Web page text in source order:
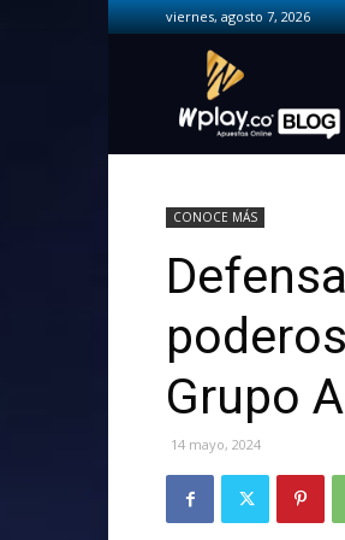
viernes, agosto 7, 2026
CONOCE MÁS
Grupo A
14 mayo, 2024